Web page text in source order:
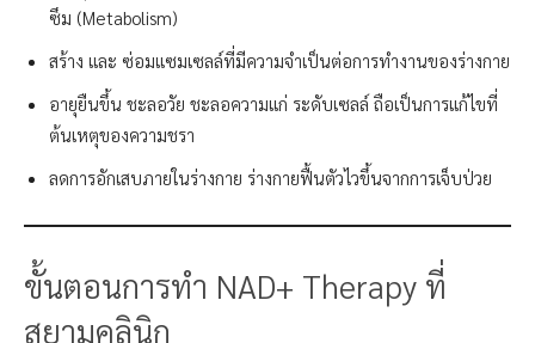
ซึม (Metabolism)
สร้าง และ ซ่อมแซมเซลล์ที่มีความจำเป็นต่อการทำงานของร่างกาย
อายุยืนขึ้น ชะลอวัย ชะลอความแก่ ระดับเซลล์ ถือเป็นการแก้ไขที่
ต้นเหตุของความชรา
ลดการอักเสบภายในร่างกาย ร่างกายฟื้นตัวไวขึ้นจากการเจ็บป่วย
ขั้นตอนการทำ NAD+ Therapy ที่
สยามคลินิก